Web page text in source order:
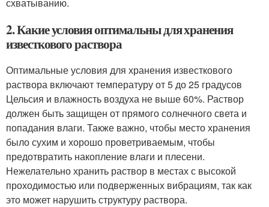
2. Какие условия оптимальны для хранения
известкового раствора
Оптимальные условия для хранения известкового
раствора включают температуру от 5 до 25 градусов
Цельсия и влажность воздуха не выше 60%. Раствор
должен быть защищен от прямого солнечного света и
попадания влаги. Также важно, чтобы место хранения
было сухим и хорошо проветриваемым, чтобы
предотвратить накопление влаги и плесени.
Нежелательно хранить раствор в местах с высокой
проходимостью или подверженных вибрациям, так как
это может нарушить структуру раствора.